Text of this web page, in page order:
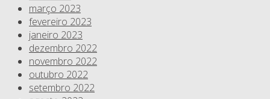
março 2023
fevereiro 2023
janeiro 2023
dezembro 2022
novembro 2022
outubro 2022
setembro 2022